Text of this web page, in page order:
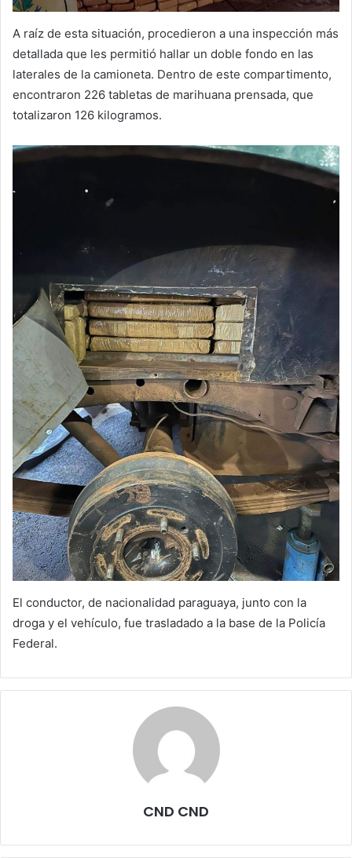
A raíz de esta situación, procedieron a una inspección más
detallada que les permitió hallar un doble fondo en las
laterales de la camioneta. Dentro de este compartimento,
encontraron 226 tabletas de marihuana prensada, que
totalizaron 126 kilogramos.
El conductor, de nacionalidad paraguaya, junto con la
droga y el vehículo, fue trasladado a la base de la Policía
Federal.
CND CND